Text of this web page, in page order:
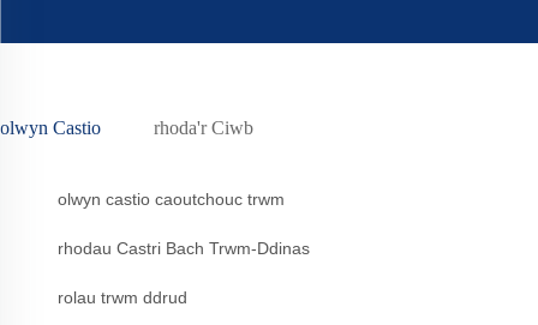
olwyn Castio rhoda'r Ciwb
olwyn castio caoutchouc trwm
rhodau Castri Bach Trwm-Ddinas
rolau trwm ddrud